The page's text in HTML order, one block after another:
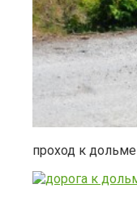
проход к